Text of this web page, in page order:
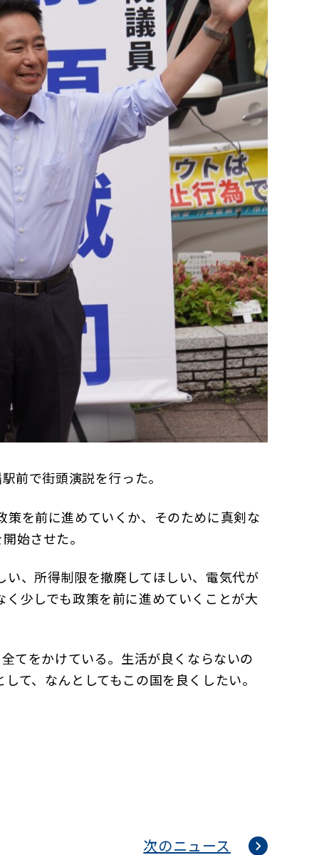
前で街頭演説を行った。
を前に進めていくか、そのために真剣な
始させた。
、所得制限を撤廃してほしい、電気代が
少しでも政策を前に進めていくことが大
てをかけている。生活が良くならないの
て、なんとしてもこの国を良くしたい。
次のニュース